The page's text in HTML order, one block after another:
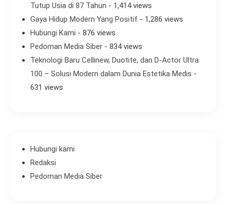
Tutup Usia di 87 Tahun - 1,414 views
Gaya Hidup Modern Yang Positif - 1,286 views
Hubungi Kami - 876 views
Pedoman Media Siber - 834 views
Teknologi Baru Cellinew, Duotite, dan D-Actor Ultra
100 – Solusi Modern dalam Dunia Estetika Medis -
631 views
Hubungi kami
Redaksi
Pedoman Media Siber